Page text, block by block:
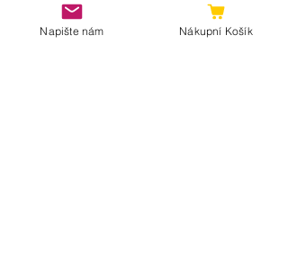
Napište nám Nákupní Košík